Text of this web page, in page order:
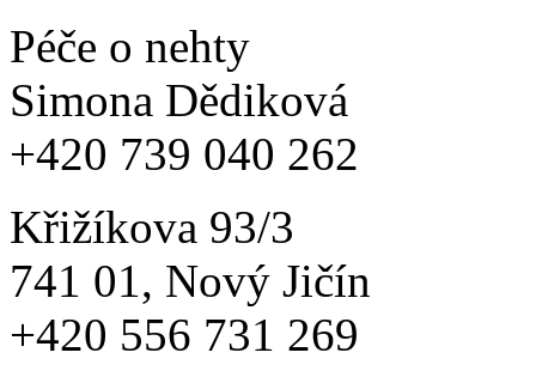
Péče o nehty
Simona Dědiková
+420 739 040 262
Křižíkova 93/3
741 01, Nový Jičín
+420 556 731 269